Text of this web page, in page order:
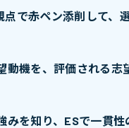
で赤ペン添削して、
動機を、評価される志
を知り、ESで一貫性